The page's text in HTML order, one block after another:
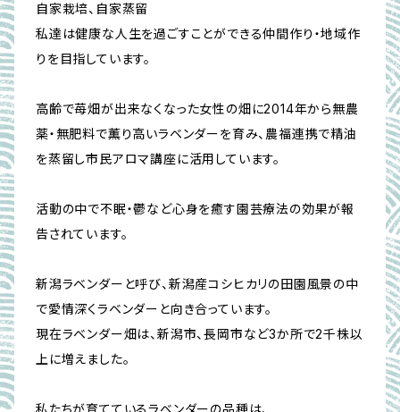
自家栽培、自家蒸留
私達は健康な人生を過ごすことができる仲間作り・地域作
りを目指しています。
高齢で苺畑が出来なくなった女性の畑に2014年から無農
薬・無肥料で薫り高いラベンダーを育み、農福連携で精油
を蒸留し市民アロマ講座に活用しています。
活動の中で不眠・鬱など心身を癒す園芸療法の効果が報
告されています。
新潟ラベンダーと呼び、新潟産コシヒカリの田園風景の中
で愛情深くラベンダーと向き合っています。
現在ラベンダー畑は、新潟市、長岡市など3か所で2千株以
上に増えました。